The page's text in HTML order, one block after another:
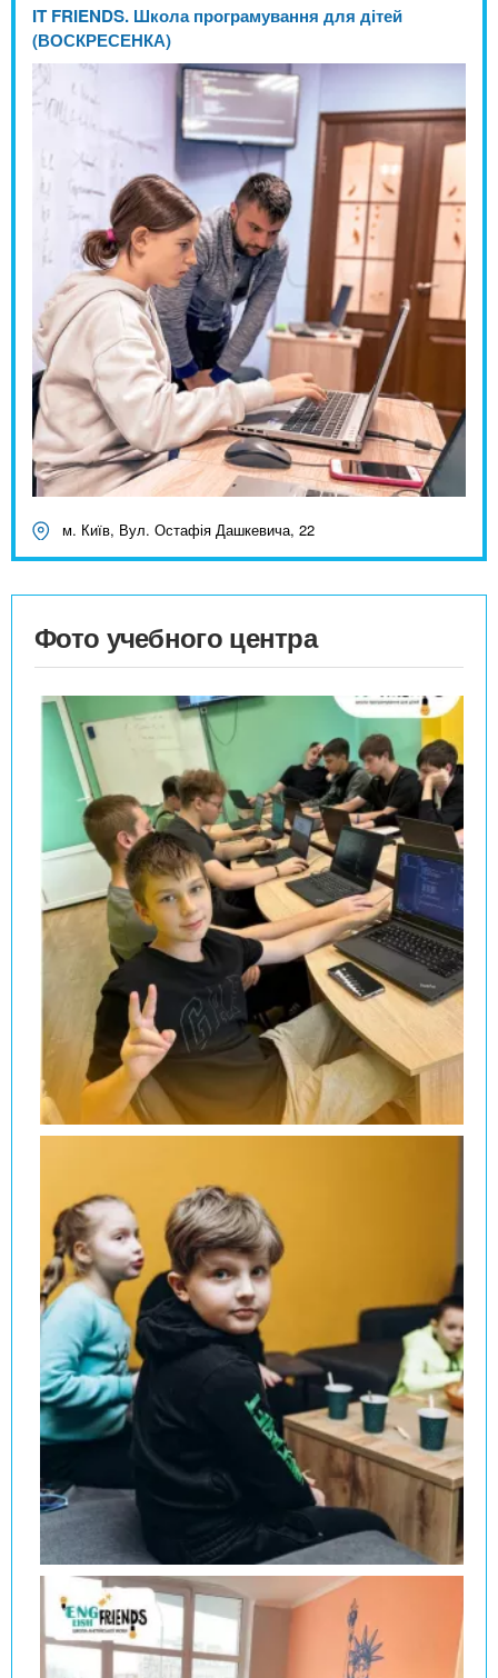
IT FRIENDS. Школа програмування для дітей
(ВОСКРЕСЕНКА)
м. Київ, Вул. Остафія Дашкевича, 22
Фото учебного центра